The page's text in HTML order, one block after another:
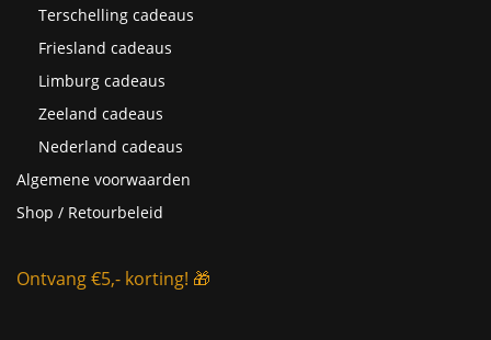
Terschelling cadeaus
Friesland cadeaus
Limburg cadeaus
Zeeland cadeaus
Nederland cadeaus
Algemene voorwaarden
Shop / Retourbeleid
Ontvang €5,- korting! 🎁